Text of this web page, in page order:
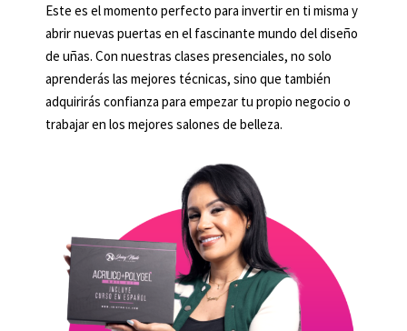
Este es el momento perfecto para invertir en ti misma y
abrir nuevas puertas en el fascinante mundo del diseño
de uñas. Con nuestras clases presenciales, no solo
aprenderás las mejores técnicas, sino que también
adquirirás confianza para empezar tu propio negocio o
trabajar en los mejores salones de belleza.